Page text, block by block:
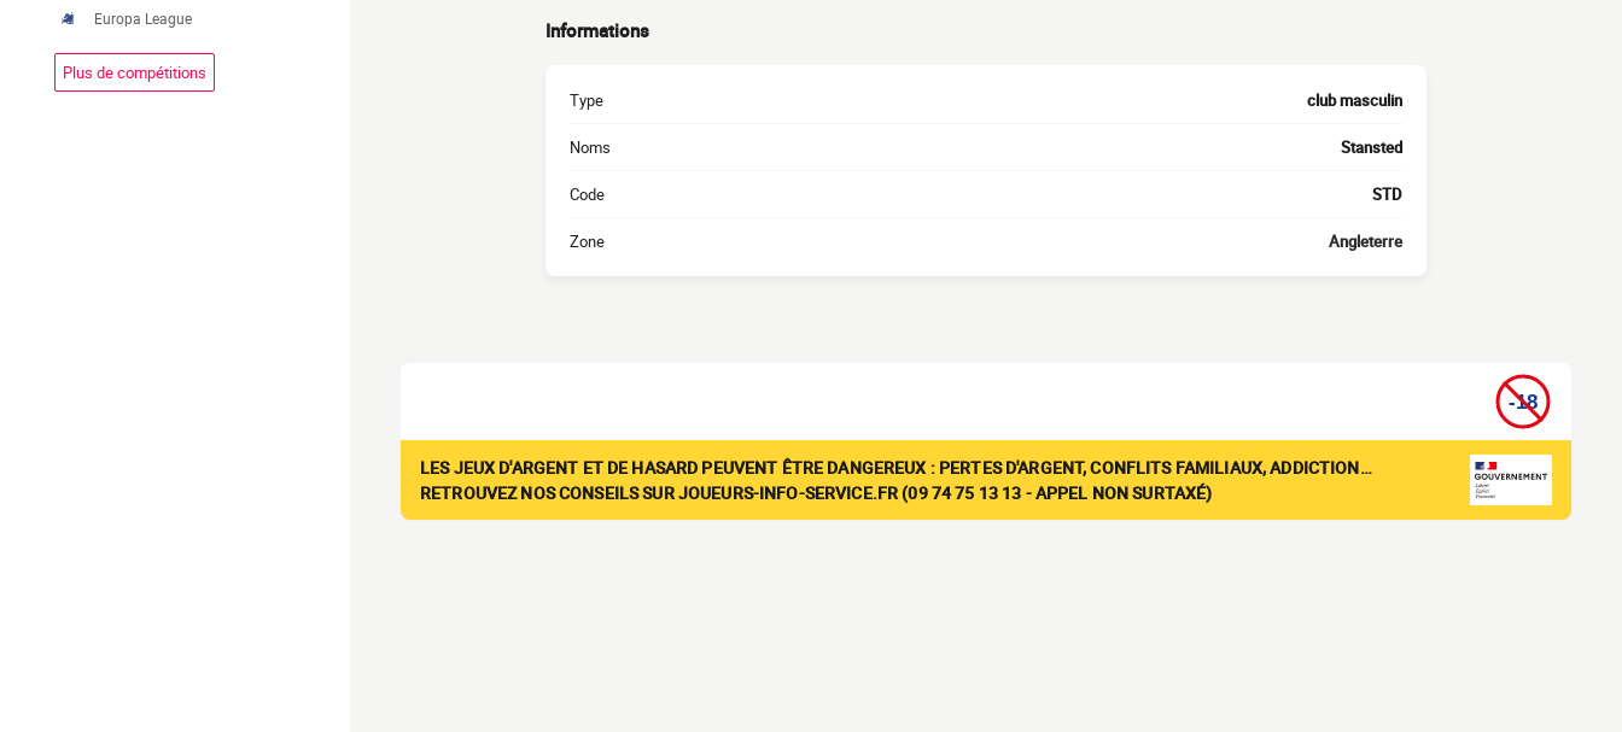
Europa League
Plus de compétitions
Informations
Type club masculin
Noms Stansted
Code STD
Zone Angleterre
LES JEUX D'ARGENT ET DE HASARD PEUVENT ÊTRE DANGEREUX : PERTES D'ARGENT, CONFLITS FAMILIAUX, ADDICTION…
RETROUVEZ NOS CONSEILS SUR JOUEURS-INFO-SERVICE.FR (09 74 75 13 13 - APPEL NON SURTAXÉ)